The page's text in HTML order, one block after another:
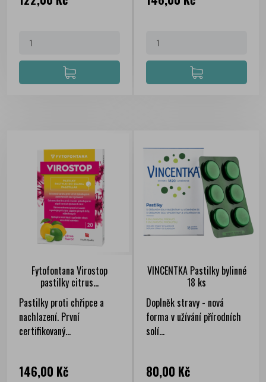
Fytofontana Virostop
pastilky citrus...
Pastilky proti chřipce a
nachlazení. První
certifikovaný...
Cena
146,00 Kč
VINCENTKA Pastilky bylinné
18 ks
Doplněk stravy - nová
forma v užívání přírodních
solí...
Cena
80,00 Kč